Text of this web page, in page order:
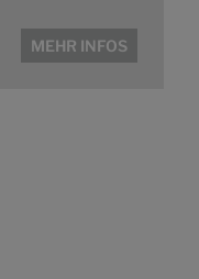
MEHR INFOS